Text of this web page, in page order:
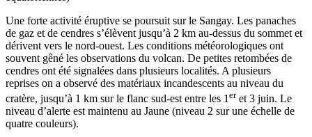
Une forte activité éruptive se poursuit sur le Sangay. Les panaches
de gaz et de cendres s’élèvent jusqu’à 2 km au-dessus du sommet et
dérivent vers le nord-ouest. Les conditions météorologiques ont
souvent gêné les observations du volcan. De petites retombées de
cendres ont été signalées dans plusieurs localités. A plusieurs
reprises on a observé des matériaux incandescents au niveau du
cratère, jusqu’à 1 km sur le flanc sud-est entre les 1 eret 3 juin. Le
niveau d’alerte est maintenu au Jaune (niveau 2 sur une échelle de
quatre couleurs).